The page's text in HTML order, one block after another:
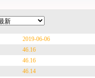
2019-06-06
46.16
46.16
46.14